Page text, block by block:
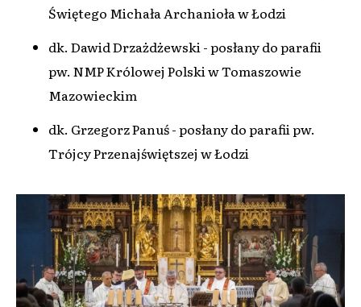
Świętego Michała Archanioła w Łodzi
dk. Dawid Drzażdżewski - posłany do parafii
pw. NMP Królowej Polski w Tomaszowie
Mazowieckim
dk. Grzegorz Panuś - posłany do parafii pw.
Trójcy Przenajświętszej w Łodzi